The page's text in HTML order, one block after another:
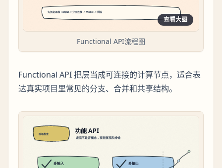
查看大图
Functional API流程图
Functional API 把层当成可连接的计算节点，适合表
达真实项目里常见的分支、合并和共享结构。